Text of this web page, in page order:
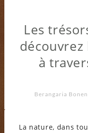
Les
découvrez
à
Berangaria
La nature, dans